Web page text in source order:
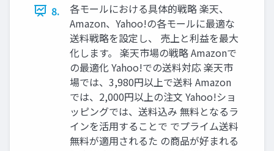
8.
各モールにおける具体的戦略 楽天、
Amazon、Yahoo!の各モールに最適な
送料戦略を設定し、 売上と利益を最大
化します。 楽天市場の戦略 Amazonで
の最適化 Yahoo!での送料対応 楽天市
場では、3,980円以上で送料 Amazon
では、2,000円以上の注文 Yahoo!ショ
ッピングでは、送料込み 無料となるラ
インを活用することで でプライム送料
無料が適用されるた の商品が好まれる